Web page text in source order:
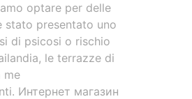
optare per delle
stato presentato uno
di psicosi o rischio
le terrazze di
me
Интернет магазин